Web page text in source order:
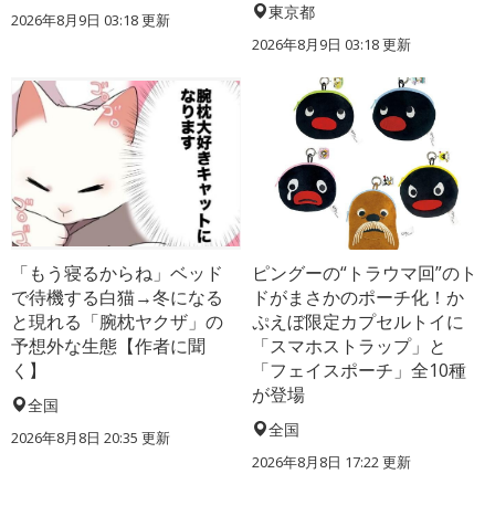
2026年8月9日 03:18更新 東京都
2026年8月9日 03:18更新
「もう寝るからね」ベッド
で待機する白猫→冬になる
と現れる「腕枕ヤクザ」の
予想外な生態【作者に聞
く】
全国
2026年8月8日 20:35 更新
ピングーの“トラウマ回”のト
ドがまさかのポーチ化！か
ぷえぼ限定カプセルトイに
「スマホストラップ」と
「フェイスポーチ」全10種
が登場
全国
2026年8月8日 17:22更新